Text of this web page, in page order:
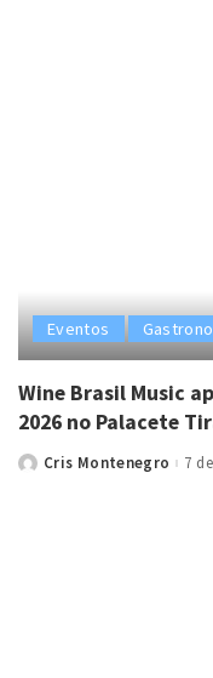
Eventos
Wine Brasil Music
2026 no Palacete
PostedCris Montenegro 7